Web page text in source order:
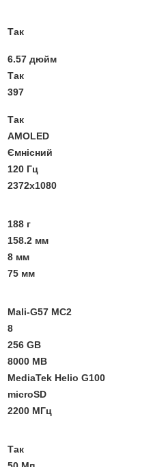
Так
6.57 дюйм
Так
397
Так
AMOLED
Ємнісний
120 Гц
2372x1080
188 г
158.2 мм
8 мм
75 мм
Mali-G57 MC2
8
256 GB
8000 MB
MediaTek Helio G100
microSD
2200 МГц
Так